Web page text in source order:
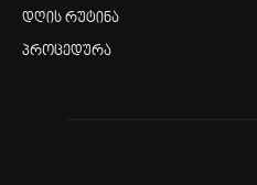
დღის რუტინა
პროცედურა